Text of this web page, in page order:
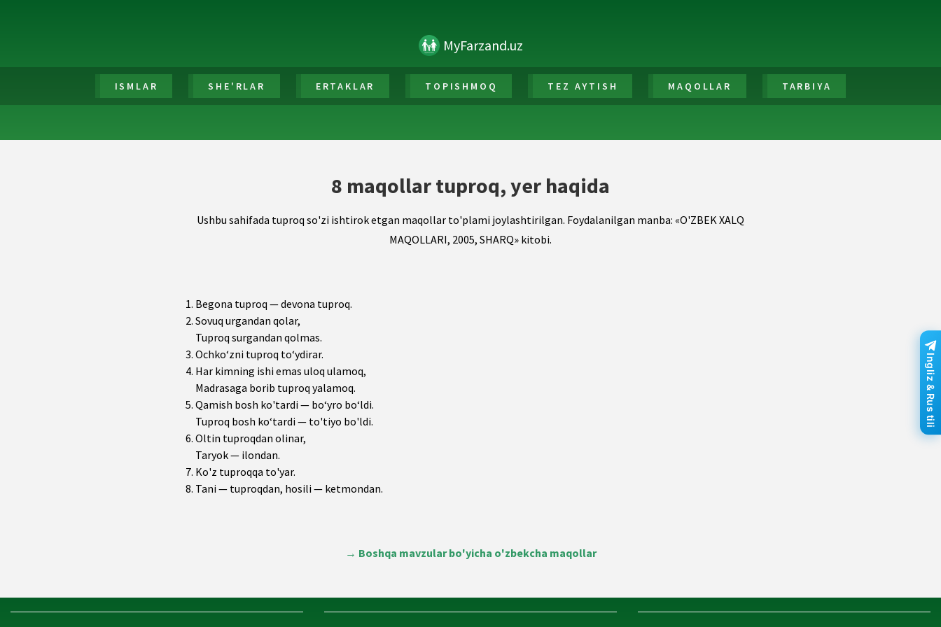
MyFarzand.uz
ISMLAR SHE'RLAR ERTAKLAR TOPISHMOQ TEZ AYTISH MAQOLLAR TARBIYA
8 maqollar tuproq, yer haqida
Ushbu sahifada tuproq so'zi ishtirok etgan maqollar to'plami joylashtirilgan. Foydalanilgan manba: «O'ZBEK XALQ
MAQOLLARI, 2005, SHARQ» kitobi.
Begona tuproq — devona tuproq.
Sovuq urgandan qolar,
Tuproq surgandan qolmas.
Ochko‘zni tuproq to‘ydirar.
Har kimning ishi emas uloq ulamoq,
Madrasaga borib tuproq yalamoq.
Qamish bosh ko'tardi — bo‘yro bo‘ldi.
Tuproq bosh ko‘tardi — to'tiyo bo'ldi.
Oltin tuproqdan olinar,
Taryok — ilondan.
Ko'z tuproqqa to'yar.
Tani — tuproqdan, hosili — ketmondan.
→ Boshqa mavzular bo'yicha o'zbekcha maqollar
Ingliz & Rus tili